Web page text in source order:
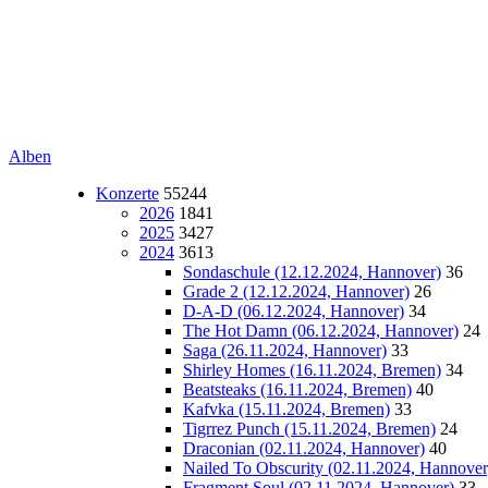
Alben
Konzerte 55244
2026 1841
2025 3427
2024 3613
Sondaschule (12.12.2024, Hannover) 36
Grade 2 (12.12.2024, Hannover) 26
D-A-D (06.12.2024, Hannover) 34
The Hot Damn (06.12.2024, Hannover) 24
Saga (26.11.2024, Hannover) 33
Shirley Homes (16.11.2024, Bremen) 34
Beatsteaks (16.11.2024, Bremen) 40
Kafvka (15.11.2024, Bremen) 33
Tigrrez Punch (15.11.2024, Bremen) 24
Draconian (02.11.2024, Hannover) 40
Nailed To Obscurity (02.11.2024,